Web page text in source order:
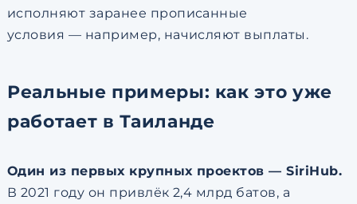
исполняют заранее прописанные
условия — например, начисляют выплаты.
Реальные примеры: как это уже
работает в Таиланде
Один из первых крупных проектов — SiriHub.
В 2021 году он привлёк 2,4 млрд батов, а